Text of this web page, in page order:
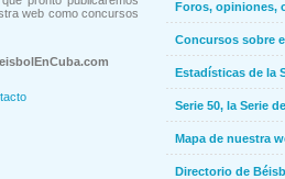
web como concursos
Foros, opiniones,
Concursos sobre
Estadísticas de la
Serie 50, la Serie
Mapa de nuestra
Directorio de